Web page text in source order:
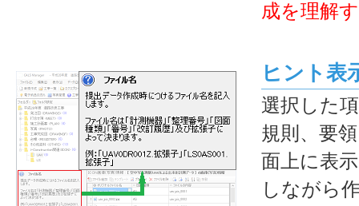
成を理解
ヒント表
選択した
規則、要
面上に表
しながら